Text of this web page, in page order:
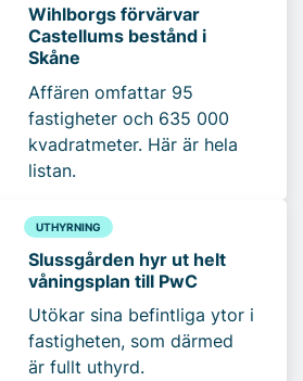
Wihlborgs förvärvar
Castellums bestånd i
Skåne
Affären omfattar 95
fastigheter och 635 000
kvadratmeter. Här är hela
listan.
UTHYRNING
Slussgården hyr ut helt
våningsplan till PwC
Utökar sina befintliga ytor i
fastigheten, som därmed
är fullt uthyrd.